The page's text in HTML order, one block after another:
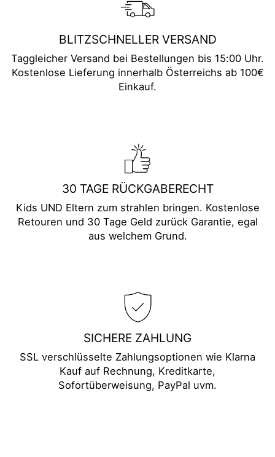
BLITZSCHNELLER VERSAND
Taggleicher Versand bei Bestellungen bis 15:00 Uhr.
Kostenlose Lieferung innerhalb Österreichs ab 100€
Einkauf.
30 TAGE RÜCKGABERECHT
Kids UND Eltern zum strahlen bringen. Kostenlose
Retouren und 30 Tage Geld zurück Garantie, egal
aus welchem Grund.
SICHERE ZAHLUNG
SSL verschlüsselte Zahlungsoptionen wie Klarna
Kauf auf Rechnung, Kreditkarte,
Sofortüberweisung, PayPal uvm.